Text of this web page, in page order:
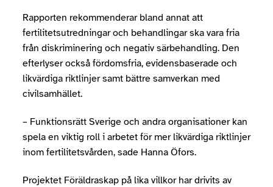
Rapporten rekommenderar bland annat att
fertilitetsutredningar och behandlingar ska vara fria
från diskriminering och negativ särbehandling. Den
efterlyser också fördomsfria, evidensbaserade och
likvärdiga riktlinjer samt bättre samverkan med
civilsamhället.
– Funktionsrätt Sverige och andra organisationer kan
spela en viktig roll i arbetet för mer likvärdiga riktlinjer
inom fertilitetsvården, sade Hanna Öfors.
Projektet Föräldraskap på lika villkor har drivits av